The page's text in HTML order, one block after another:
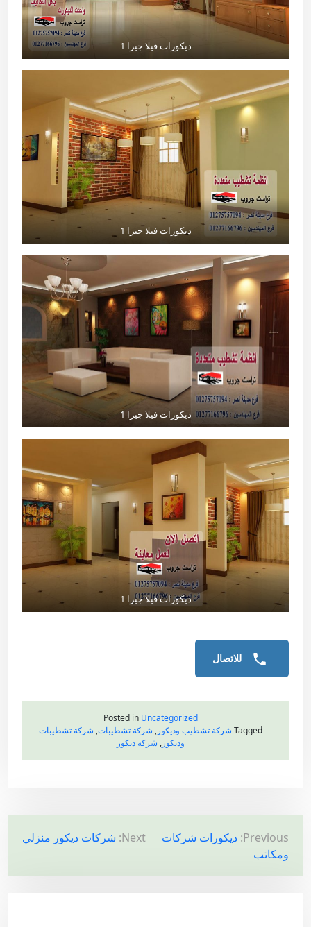
ديكورات فيلا جيرا 1
ديكورات فيلا جيرا 1
ديكورات فيلا جيرا 1
ديكورات فيلا جيرا 1
للاتصال
Posted in Uncategorized
Tagged شركة تشطيب وديكور, شركة تشطيبات, شركة تشطيبات
وديكور, شركة ديكور
ت
ص
فّ
Previous: ديكورات شركات
ومكاتب
Next: شركات ديكور منزلي